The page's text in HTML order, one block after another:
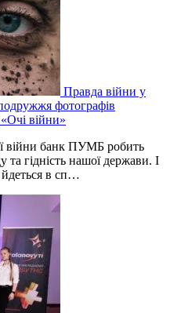
Правда війни у
фотографів
війни»
війни банк ПУМБ робить
та гідність нашої держави. І
в сп…